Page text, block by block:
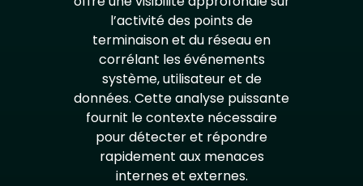
l’activité des points de
terminaison et du réseau en
corrélant les événements
système, utilisateur et de
données. Cette analyse puissante
fournit le contexte nécessaire
pour détecter et répondre
rapidement aux menaces
internes et externes.